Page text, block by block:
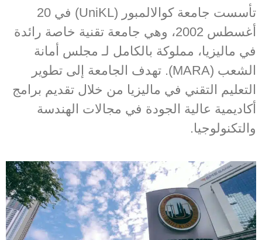
تأسست جامعة كوالالمبور (UniKL) في 20
أغسطس 2002، وهي جامعة تقنية خاصة رائدة
في ماليزيا، مملوكة بالكامل لـ مجلس أمانة
الشعب (MARA). تهدف الجامعة إلى تطوير
التعليم التقني في ماليزيا من خلال تقديم برامج
أكاديمية عالية الجودة في مجالات الهندسة
والتكنولوجيا.